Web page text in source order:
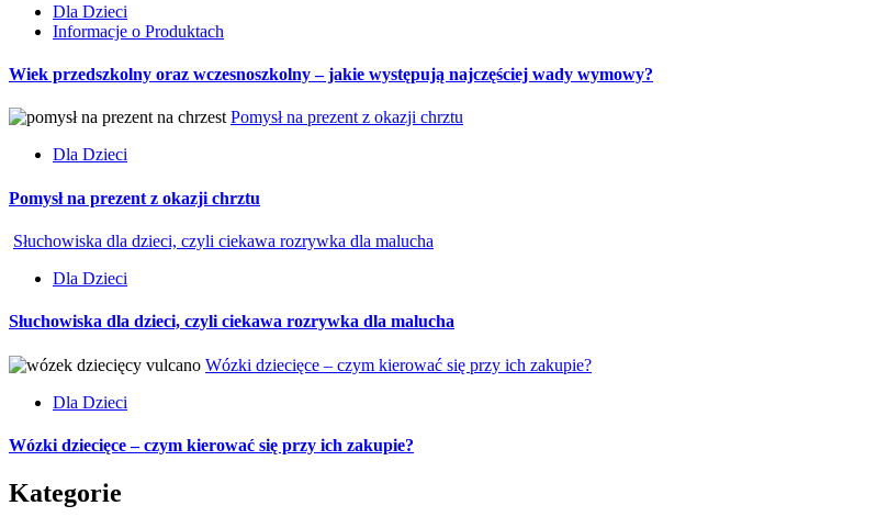
Dla Dzieci
Informacje o Produktach
Wiek przedszkolny oraz wczesnoszkolny – jakie występują najczęściej wady wymowy?
Pomysł na prezent z okazji chrztu
Dla Dzieci
Pomysł na prezent z okazji chrztu
Słuchowiska dla dzieci, czyli ciekawa rozrywka dla malucha
Dla Dzieci
Słuchowiska dla dzieci, czyli ciekawa rozrywka dla malucha
Wózki dziecięce – czym kierować się przy ich zakupie?
Dla Dzieci
Wózki dziecięce – czym kierować się przy ich zakupie?
Kategorie